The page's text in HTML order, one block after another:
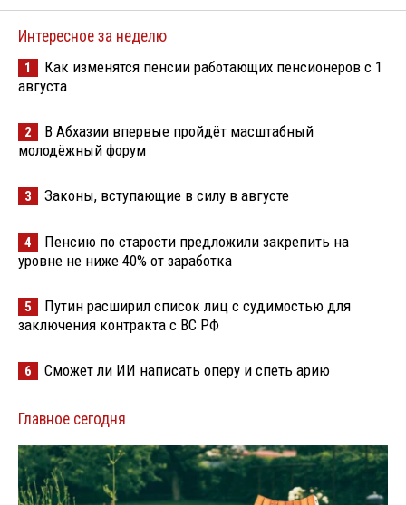
Интересное за неделю
1
Как изменятся пенсии работающих пенсионеров с 1
августа
2
В Абхазии впервые пройдёт масштабный
молодёжный форум
3 Законы, вступающие в силу в августе
4
Пенсию по старости предложили закрепить на
уровне не ниже 40% от заработка
5
Путин расширил список лиц с судимостью для
заключения контракта с ВС РФ
6 Сможет ли ИИ написать оперу и спеть арию
Главное сегодня